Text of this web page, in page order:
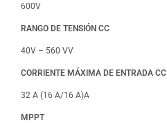
600V
RANGO DE TENSIÓN CC
40V – 560 VV
CORRIENTE MÁXIMA DE ENTRADA CC
32 A (16 A/16 A)A
MPPT